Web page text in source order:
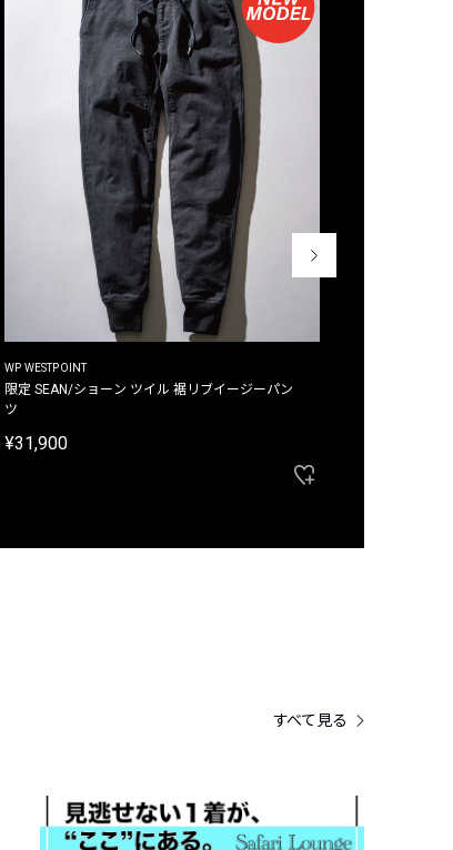
WP WESTPOINT
限定 SEAN/ショーン ツイル 裾リブイージーパン
ツ
¥31,900
すべて見る